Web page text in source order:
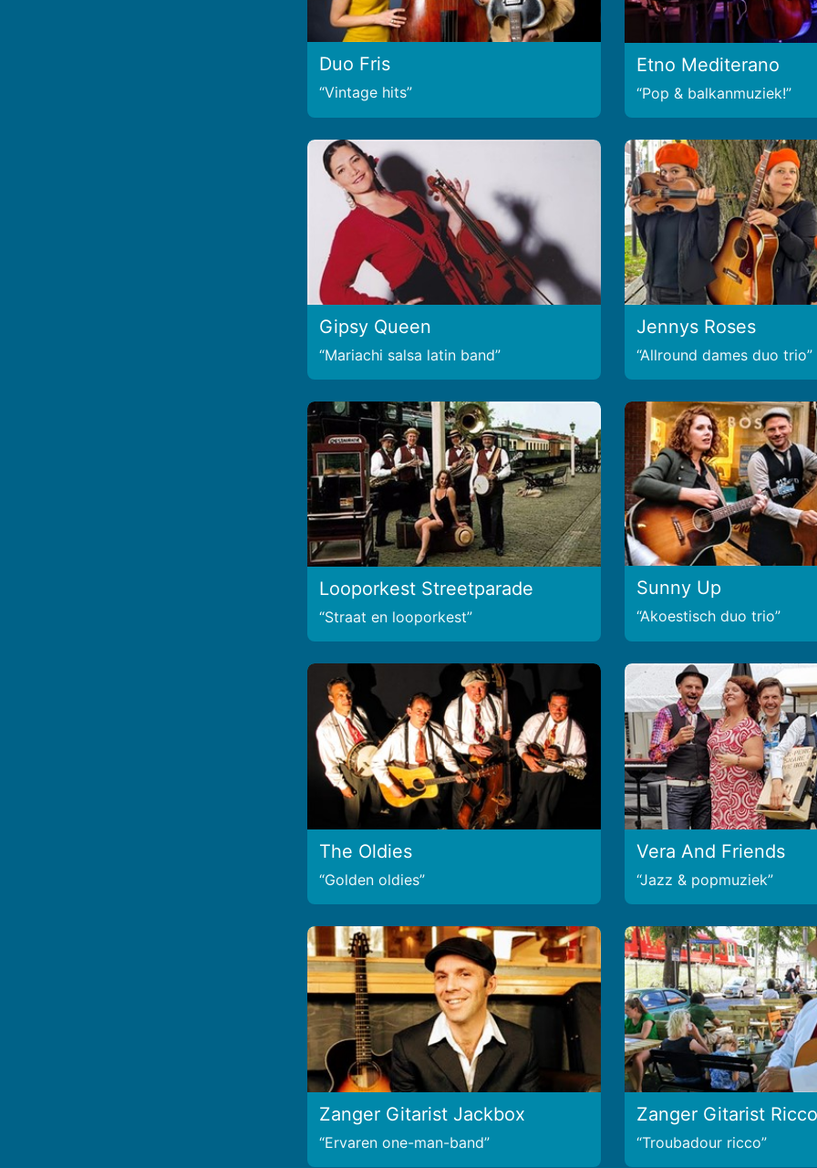
Duo Fris
Vintage hits
Etno Mediterano
Pop & balkanmuziek!
Gipsy Queen
Mariachi salsa latin band
Jennys Roses
Allround dames duo trio
Looporkest Streetparade
Straat en looporkest
Sunny Up
Akoestisch duo trio
The Oldies
Golden oldies
Vera And Friends
Jazz & popmuziek
Zanger Gitarist Jackbox
Ervaren one-man-band
Zanger Gitarist Ricco
Troubadour ricco